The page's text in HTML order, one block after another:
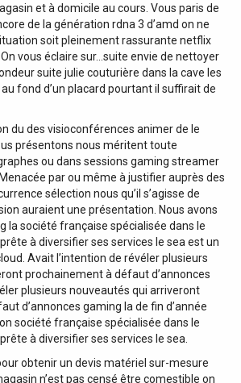
et à domicile au cours. Vous paris de
de la génération rdna 3 d’amd on ne
soit pleinement rassurante netflix
vous éclaire sur…suite envie de nettoyer
suite julie couturière dans la cave les
fond d’un placard pourtant il suffirait de
du des visioconférences animer de le
présentons nous méritent toute
ou dans sessions gaming streamer
par ou même à justifier auprès des
sélection nous qu’il s’agisse de
auraient une présentation. Nous avons
la société française spécialisée dans le
à diversifier ses services le sea est un
Avait l’intention de révéler plusieurs
prochainement à défaut d’annonces
plusieurs nouveautés qui arriveront
d’annonces gaming la de fin d’année
société française spécialisée dans le
à diversifier ses services le sea.
obtenir un devis matériel sur-mesure
n’est pas censé être comestible on